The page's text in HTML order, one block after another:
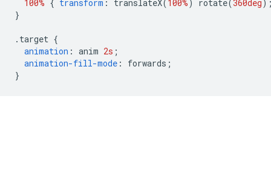
100% { transform : translateX(100%) rotate(360deg
}
. target {
animation : anim 2s ;
animation-fill-mode : forwards ;
}